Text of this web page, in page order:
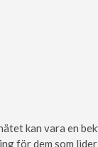
kan vara en
för dem som